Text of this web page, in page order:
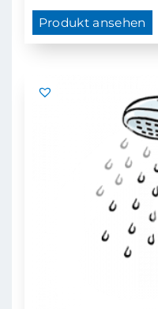
Produkt ansehen